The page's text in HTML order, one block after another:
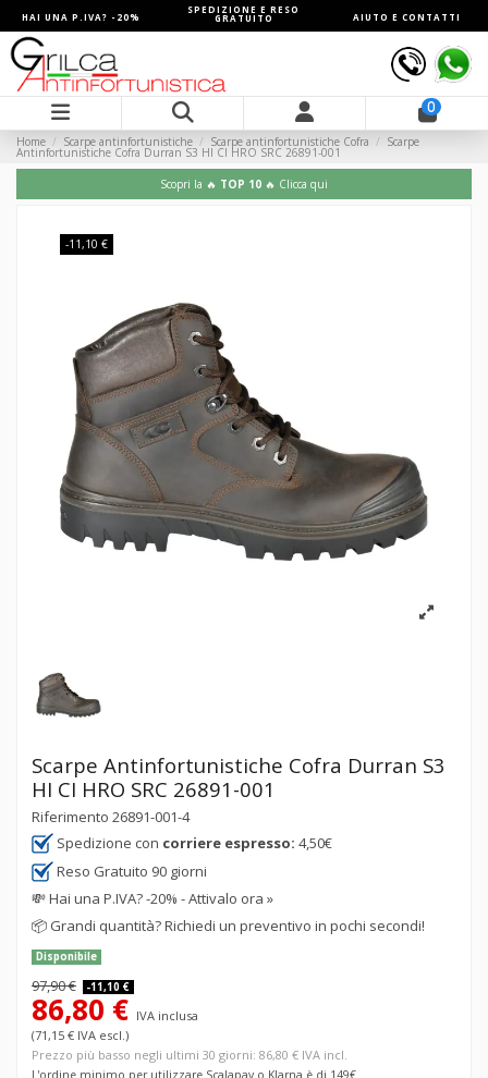
HAI UNA P.IVA? -20%
SPEDIZIONE E RESO
GRATUITO AIUTO E CONTATTI
0
Home Scarpe antinfortunistiche Scarpe antinfortunistiche Cofra Scarpe
Antinfortunistiche Cofra Durran S3 HI CI HRO SRC 26891-001
Scopri la 🔥 TOP 10 🔥 Clicca qui
-11,10 €
Scarpe Antinfortunistiche Cofra Durran S3
HI CI HRO SRC 26891-001
Riferimento 26891-001-4
Spedizione con corriere espresso: 4,50€
Reso Gratuito 90 giorni
💸Hai una P.IVA? -20% - Attivalo ora »
📦 Grandi quantità? Richiedi un preventivo in pochi secondi!
Disponibile
97,90 € -11,10 €
86,80 € IVA inclusa
(71,15 € IVA escl.)
Prezzo più basso negli ultimi 30 giorni: 86,80 € IVA incl.
L'ordine minimo per utilizzare Scalapay o Klarna è di 149€